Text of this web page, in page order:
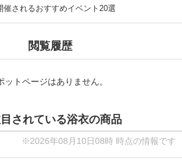
催されるおすすめイベント20選
閲覧履歴
トページはありません。
されている浴衣の商品
※2026年08月10日08時 時点の情報です